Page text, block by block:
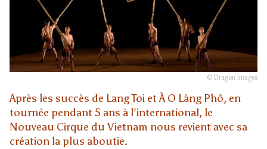
© Dragon Images
Après les succès de Lang Toi et À O Làng Phô, en
tournée pendant 5 ans à l’international, le
Nouveau Cirque du Vietnam nous revient avec sa
création la plus aboutie.